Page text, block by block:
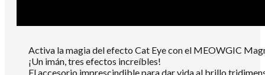
Activa la magia del efecto Cat Eye con el MEOWGIC
¡Un imán, tres efectos increíbles!
El accesorio imprescindible para dar vida al brillo